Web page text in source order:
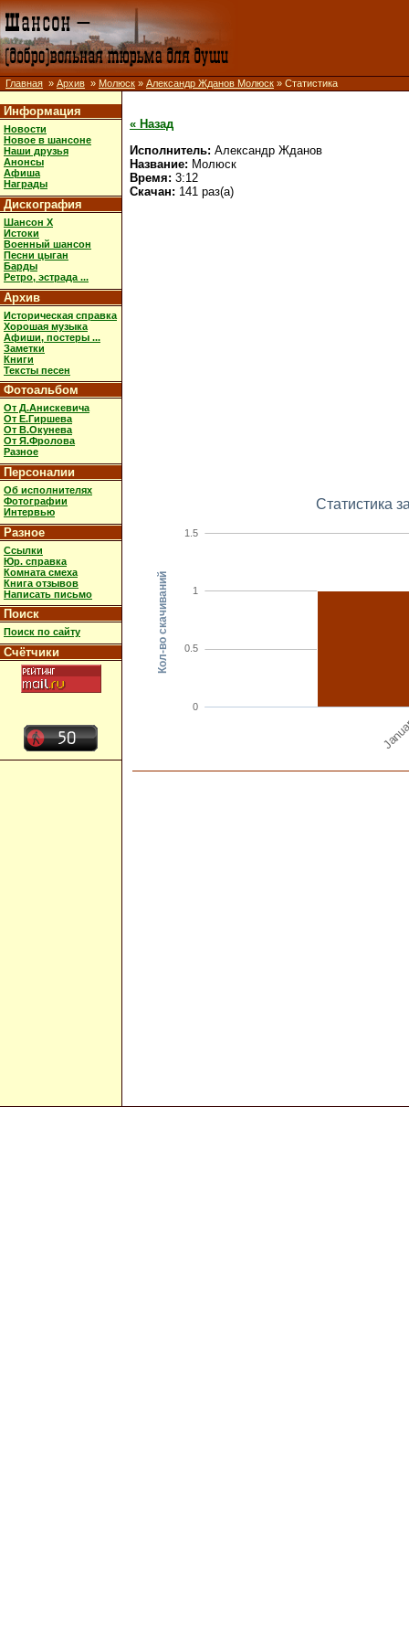
Главная » Архив » Молюск » Александр Жданов Молюск » Статистика
Информация
Новости
Новое в шансоне
Наши друзья
Анонсы
Афиша
Награды
Дискография
Шансон X
Истоки
Военный шансон
Песни цыган
Барды
Ретро, эстрада ...
Архив
Историческая справка
Хорошая музыка
Афиши, постеры ...
Заметки
Книги
Тексты песен
Фотоальбом
От Д.Анискевича
От Е.Гиршева
От В.Окунева
От Я.Фролова
Разное
Персоналии
Об исполнителях
Фотографии
Интервью
Разное
Ссылки
Юр. справка
Комната смеха
Книга отзывов
Написать письмо
Поиск
Поиск по сайту
Счётчики
« Назад
Исполнитель: Александр Жданов
Название: Молюск
Время: 3:12
Скачан: 141 раз(а)
0
0.5
1
1.5
Кол-во скачиваний
Статистика